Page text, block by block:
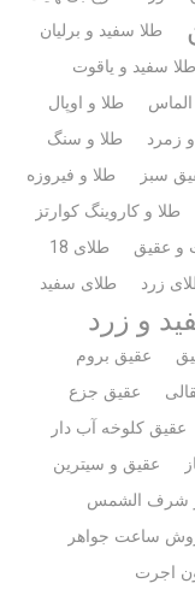
طلا سفید و برلیان
طلا سفید و یاقوت
الماس طلا و اوپال
زمرد
طلا و سنگ
سبز
طلا و فیروزه
طلا و کاروینگ کوارتز
و عقیق
طلای 18
زرد
طلای سفید
و زرد
عقیق بروم
عقیق جزع
عقیق کلوخه آب دار
عقیق و سیترین
شرف الشمس
ساعت جواهر
اجرت